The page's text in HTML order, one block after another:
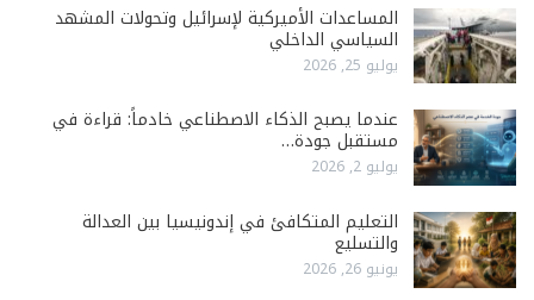
المساعدات الأميركية لإسرائيل وتحولات المشهد
السياسي الداخلي
يوليو 25, 2026
عندما يصبح الذكاء الاصطناعي خادماً: قراءة في
مستقبل جودة…
يوليو 2, 2026
التعليم المتكافئ في إندونيسيا بين العدالة
والتسليع
يونيو 26, 2026